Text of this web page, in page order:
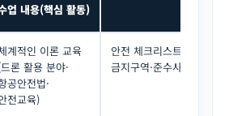
업 내용(핵심 활동)
계적인 이론 교육
론 활용 분야·
공안전법·
전교육)
안전 체크리스트 작성(비
금지구역·준수사항 퀴즈